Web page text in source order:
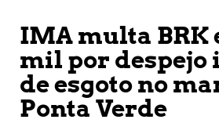
IMA multa BRK
mil por
de esgoto no
Ponta Verde